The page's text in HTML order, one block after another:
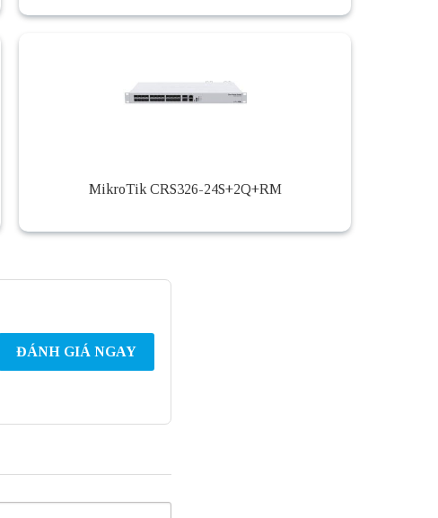
MikroTik CRS326-24S+2Q+RM
ĐÁNH GIÁ NGAY